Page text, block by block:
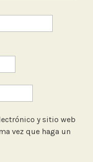
y sitio web
vez que haga un